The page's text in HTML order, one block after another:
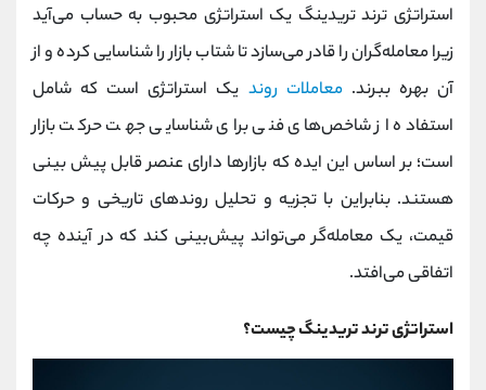
استراتژی ترند تریدینگ یک استراتژی محبوب به حساب می‌آید
زیرا معامله‌گران را قادر می‌سازد تا شتاب بازار را شناسایی کرده و از
آن بهره ببرند.معاملات روند یک استراتژی است که شامل
استفاده از شاخص‌های فنی برای شناسایی جهت حرکت بازار
است؛ بر اساس این ایده که بازارها دارای عنصر قابل پیش بینی
هستند. بنابراین با تجزیه و تحلیل روندهای تاریخی و حرکات
قیمت، یک معامله‌گر می‌تواند پیش‌بینی کند که در آینده چه
اتفاقی می‌افتد.
استراتژی ترند تریدینگ چیست؟